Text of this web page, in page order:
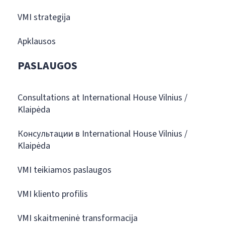
VMI strategija
Apklausos
PASLAUGOS
Consultations at International House Vilnius /
Klaipėda
Консультации в International House Vilnius /
Klaipėda
VMI teikiamos paslaugos
VMI kliento profilis
VMI skaitmeninė transformacija